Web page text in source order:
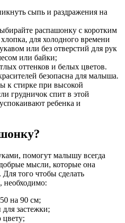
сыпь и раздражения на
распашонку с коротким
для холодного времени
или без отверстий для рук
или байки;
оттенков и белых цветов.
безопасна для малыша.
к стирке при высокой
грудничок спит в этой
ребенка и
помогут малышу всегда
мысли, которые она
того чтобы сделать
необходимо:
на 90 см;
застежки;